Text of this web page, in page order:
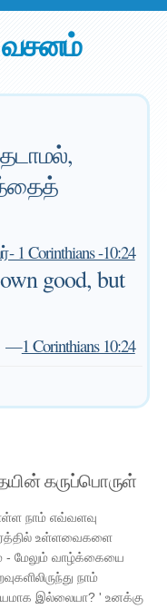
1 Corinthians -10:24
good, but
—1 Corinthians 10:24
கருப்பொருள்
நாம் எவ்வளவு
உள்ளவைகளை
- மேலும் வாழ்க்கையை
நாம்
இல்லையா? ' உனக்கு